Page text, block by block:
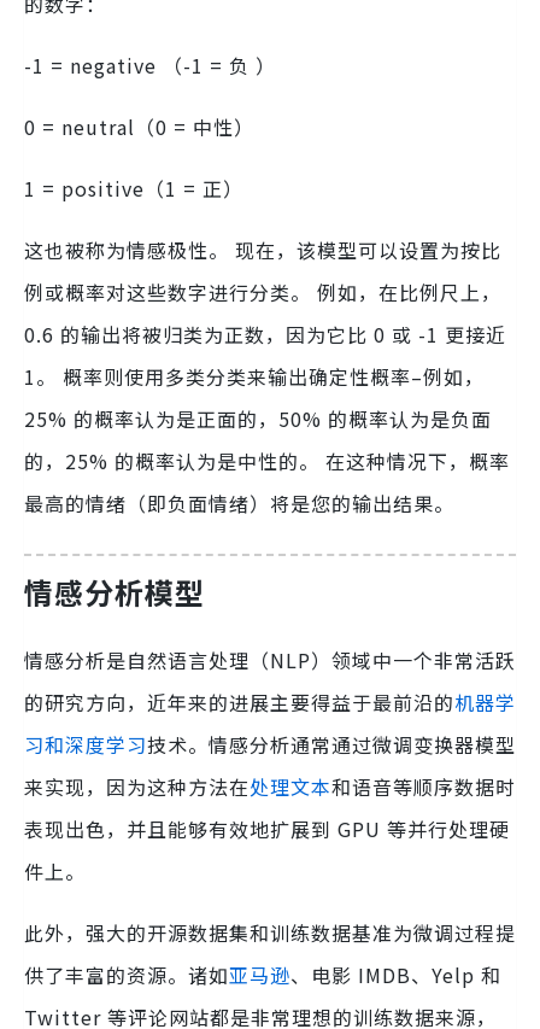
-1 = negative （-1 = 负 ）
0 = neutral（0 = 中性）
1 = positive（1 = 正）
这也被称为情感极性。 现在，该模型可以设置为按比
例或概率对这些数字进行分类。 例如，在比例尺上，
0.6 的输出将被归类为正数，因为它比 0 或 -1 更接近
1。 概率则使用多类分类来输出确定性概率–例如，
25% 的概率认为是正面的，50% 的概率认为是负面
的，25% 的概率认为是中性的。 在这种情况下，概率
最高的情绪（即负面情绪）将是您的输出结果。
情感分析模型
情感分析是自然语言处理（NLP）领域中一个非常活跃
的研究方向，近年来的进展主要得益于最前沿的机器学
习和深度学习技术。情感分析通常通过微调变换器模型
来实现，因为这种方法在处理文本和语音等顺序数据时
表现出色，并且能够有效地扩展到 GPU 等并行处理硬
件上。
此外，强大的开源数据集和训练数据基准为微调过程提
供了丰富的资源。诸如亚马逊、电影 IMDB、Yelp 和
Twitter 等评论网站都是非常理想的训练数据来源，